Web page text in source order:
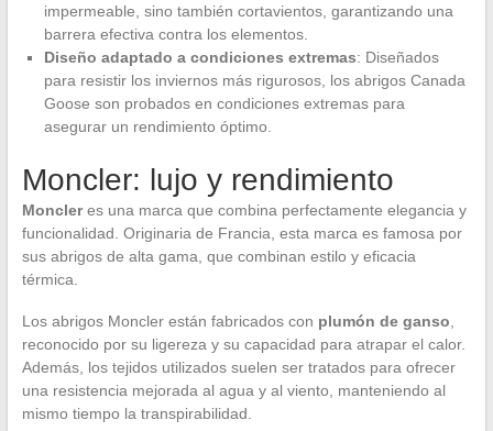
impermeable, sino también cortavientos, garantizando una
barrera efectiva contra los elementos.
Diseño adaptado a condiciones extremas: Diseñados
para resistir los inviernos más rigurosos, los abrigos Canada
Goose son probados en condiciones extremas para
asegurar un rendimiento óptimo.
Moncler: lujo y rendimiento
Moncleres una marca que combina perfectamente elegancia y
funcionalidad. Originaria de Francia, esta marca es famosa por
sus abrigos de alta gama, que combinan estilo y eficacia
térmica.
Los abrigos Moncler están fabricados con plumón de ganso
reconocido por su ligereza y su capacidad para atrapar el calor.
Además, los tejidos utilizados suelen ser tratados para ofrecer
una resistencia mejorada al agua y al viento, manteniendo al
mismo tiempo la transpirabilidad.